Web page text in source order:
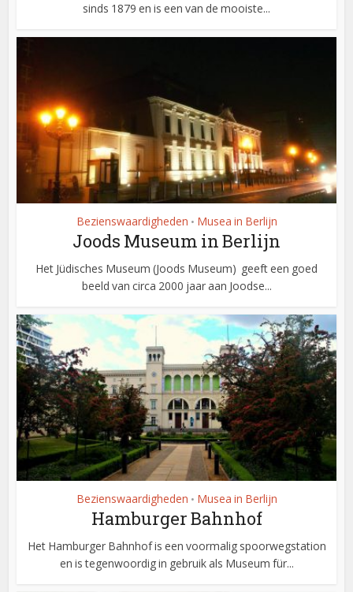
sinds 1879 en is een van de mooiste...
Bezienswaardigheden • Musea in Berlijn
Joods Museum in Berlijn
Het Jüdisches Museum (Joods Museum) geeft een goed
beeld van circa 2000 jaar aan Joodse...
Bezienswaardigheden • Musea in Berlijn
Hamburger Bahnhof
Het Hamburger Bahnhof is een voormalig spoorwegstation
en is tegenwoordig in gebruik als Museum für...